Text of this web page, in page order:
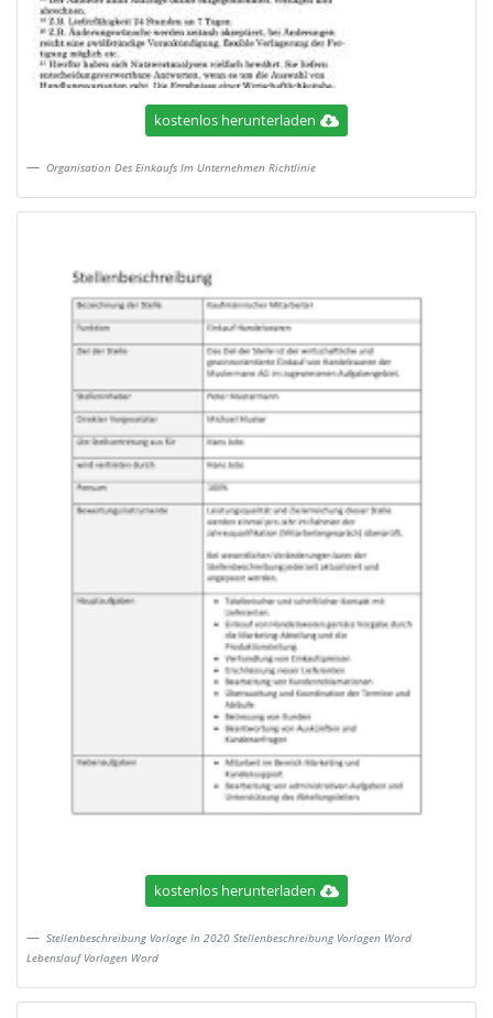
kostenlos herunterladen
Organisation Des Einkaufs Im Unternehmen Richtlinie
kostenlos herunterladen
Stellenbeschreibung Vorlage In 2020 Stellenbeschreibung Vorlagen Word
Lebenslauf Vorlagen Word